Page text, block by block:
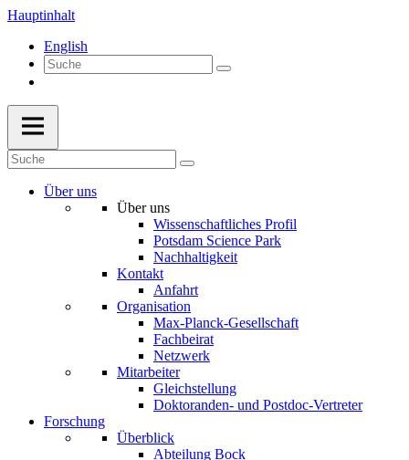
Hauptinhalt
English
Über uns
Über uns
Wissenschaftliches Profil
Potsdam Science Park
Nachhaltigkeit
Kontakt
Anfahrt
Organisation
Max-Planck-Gesellschaft
Fachbeirat
Netzwerk
Mitarbeiter
Gleichstellung
Doktoranden- und Postdoc-Vertreter
Forschung
Überblick
Abteilung Bock